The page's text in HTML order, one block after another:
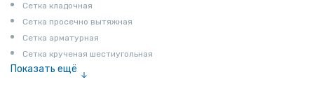
Сетка кладочная
Сетка просечно вытяжная
Сетка арматурная
Сетка крученая шестиугольная
Показать ещё